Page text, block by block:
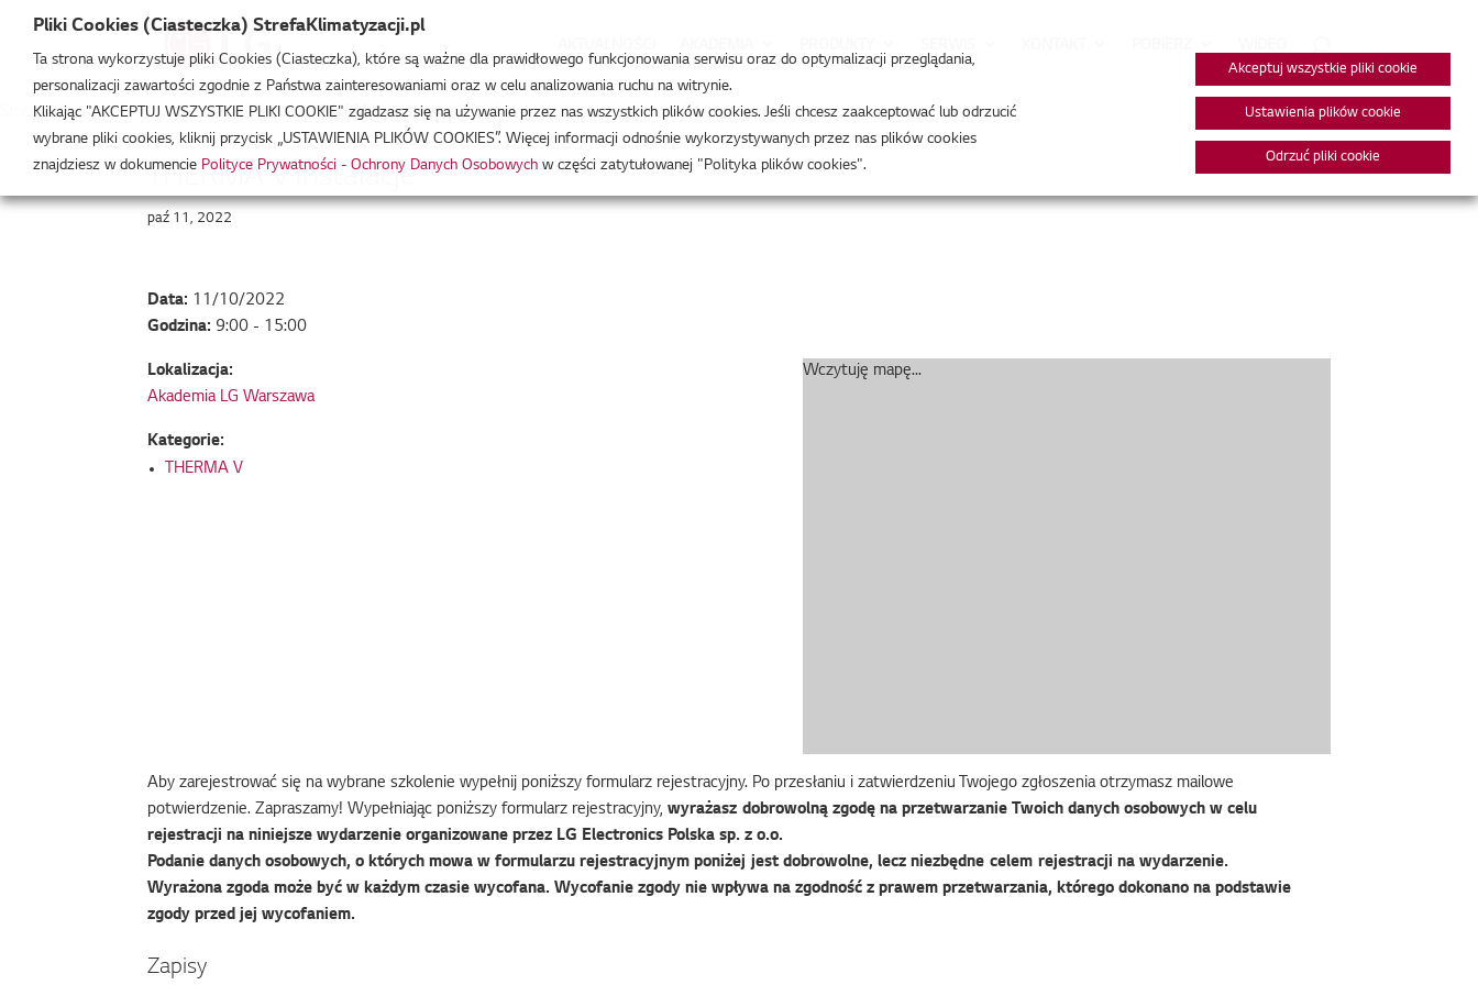
Strefa Klimatyzacji /Wydarzenia/THERMA V/ THERMA V Instalacje
THERMA V Instalacje
paź 11, 2022
Data: 11/10/2022
Godzina: 9:00 - 15:00
Wczytuję mapę...
Lokalizacja:
Akademia LG Warszawa
Kategorie:
THERMA V
Aby zarejestrować się na wybrane szkolenie wypełnij poniższy formularz rejestracyjny. Po przesłaniu i zatwierdzeniu Twojego zgłoszenia otrzymasz mailowe
potwierdzenie. Zapraszamy! Wypełniając poniższy formularz rejestracyjny,wyrażasz dobrowolną zgodę na przetwarzanie Twoich danych osobowych w celu
rejestracji na niniejsze wydarzenie organizowane przez LG Electronics Polska sp. z o.o.
Podanie danych osobowych, o których mowa w formularzu rejestracyjnym poniżej jest dobrowolne, lecz niezbędne celem rejestracji na wydarzenie.
Wyrażona zgoda może być w każdym czasie wycofana. Wycofanie zgody nie wpływa na zgodność z prawem przetwarzania, którego dokonano na podstawie
zgody przed jej wycofaniem.
Zapisy
Pliki Cookies (Ciasteczka) StrefaKlimatyzacji.pl
Ta strona wykorzystuje pliki Cookies (Ciasteczka), które są ważne dla prawidłowego funkcjonowania serwisu oraz do optymalizacji przeglądania,
personalizacji zawartości zgodnie z Państwa zainteresowaniami oraz w celu analizowania ruchu na witrynie.
Klikając "AKCEPTUJ WSZYSTKIE PLIKI COOKIE" zgadzasz się na używanie przez nas wszystkich plików cookies. Jeśli chcesz zaakceptować lub odrzucić
wybrane pliki cookies, kliknij przycisk „USTAWIENIA PLIKÓW COOKIES”. Więcej informacji odnośnie wykorzystywanych przez nas plików cookies
znajdziesz w dokumencie Polityce Prywatności - Ochrony Danych Osobowych w części zatytułowanej "Polityka plików cookies".
Akceptuj wszystkie pliki cookie
Ustawienia plików cookie
Odrzuć pliki cookie